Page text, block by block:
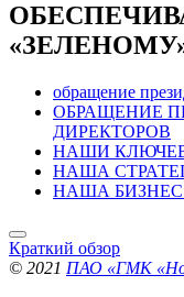
обращение
ОБРАЩЕНИЕ
ДИРЕКТОРОВ
НАШИ
НАША
НАША
Краткий обзор
© 2021 ПАО «ГМК